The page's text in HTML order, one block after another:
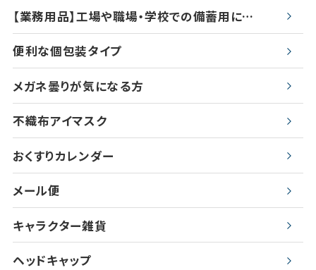
【業務用品】工場や職場・学校での備蓄用に…
便利な個包装タイプ
メガネ曇りが気になる方
不織布アイマスク
おくすりカレンダー
メール便
キャラクター雑貨
ヘッドキャップ